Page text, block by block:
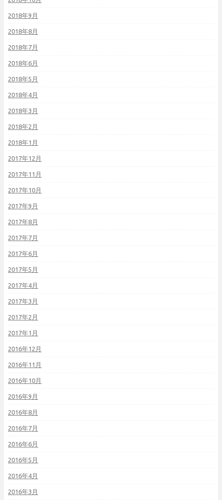
2018年9月
2018年8月
2018年7月
2018年6月
2018年5月
2018年4月
2018年3月
2018年2月
2018年1月
2017年12月
2017年11月
2017年10月
2017年9月
2017年8月
2017年7月
2017年6月
2017年5月
2017年4月
2017年3月
2017年2月
2017年1月
2016年12月
2016年11月
2016年10月
2016年9月
2016年8月
2016年7月
2016年6月
2016年5月
2016年4月
2016年3月